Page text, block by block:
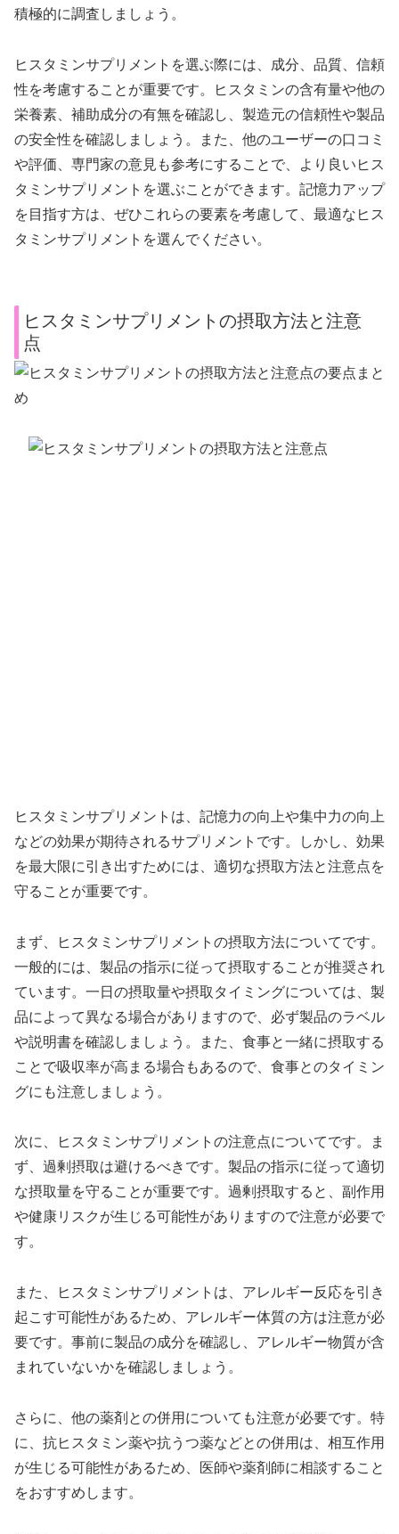
積極的に調査しましょう。
ヒスタミンサプリメントを選ぶ際には、成分、品質、信頼
性を考慮することが重要です。ヒスタミンの含有量や他の
栄養素、補助成分の有無を確認し、製造元の信頼性や製品
の安全性を確認しましょう。また、他のユーザーの口コミ
や評価、専門家の意見も参考にすることで、より良いヒス
タミンサプリメントを選ぶことができます。記憶力アップ
を目指す方は、ぜひこれらの要素を考慮して、最適なヒス
タミンサプリメントを選んでください。
ヒスタミンサプリメントの摂取方法と注意
点
ヒスタミンサプリメントは、記憶力の向上や集中力の向上
などの効果が期待されるサプリメントです。しかし、効果
を最大限に引き出すためには、適切な摂取方法と注意点を
守ることが重要です。
まず、ヒスタミンサプリメントの摂取方法についてです。
一般的には、製品の指示に従って摂取することが推奨され
ています。一日の摂取量や摂取タイミングについては、製
品によって異なる場合がありますので、必ず製品のラベル
や説明書を確認しましょう。また、食事と一緒に摂取する
ことで吸収率が高まる場合もあるので、食事とのタイミン
グにも注意しましょう。
次に、ヒスタミンサプリメントの注意点についてです。ま
ず、過剰摂取は避けるべきです。製品の指示に従って適切
な摂取量を守ることが重要です。過剰摂取すると、副作用
や健康リスクが生じる可能性がありますので注意が必要で
す。
また、ヒスタミンサプリメントは、アレルギー反応を引き
起こす可能性があるため、アレルギー体質の方は注意が必
要です。事前に製品の成分を確認し、アレルギー物質が含
まれていないかを確認しましょう。
さらに、他の薬剤との併用についても注意が必要です。特
に、抗ヒスタミン薬や抗うつ薬などとの併用は、相互作用
が生じる可能性があるため、医師や薬剤師に相談すること
をおすすめします。